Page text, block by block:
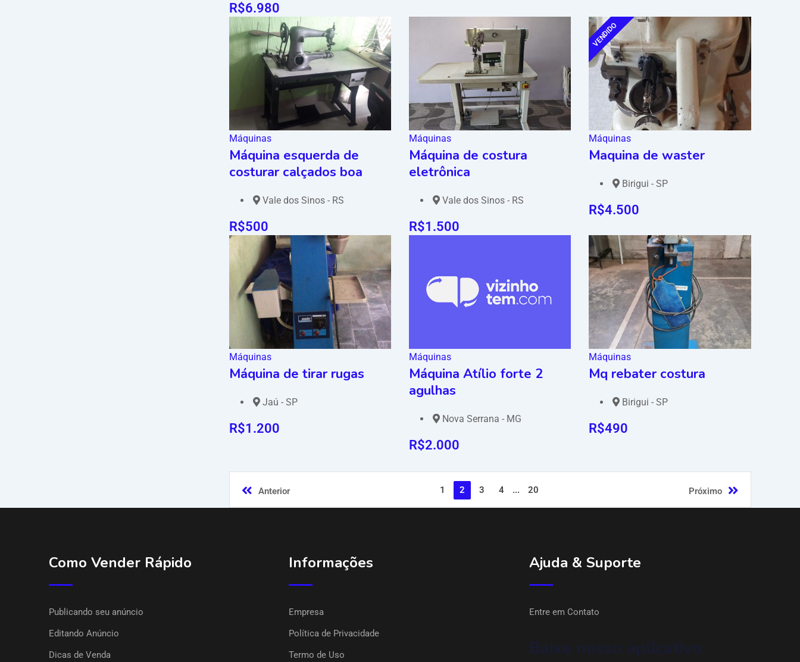
R$6.980
Máquinas
Máquina esquerda de
costurar calçados boa
Vale dos Sinos - RS
R$500
Máquinas
Máquina de costura
eletrônica
Vale dos Sinos - RS
R$1.500
VENDIDO
Máquinas
Maquina de waster
Birigui - SP
R$4.500
Máquinas
Máquina de tirar rugas
Jaú - SP
R$1.200
Máquinas
Máquina Atílio forte 2
agulhas
Nova Serrana - MG
R$2.000
Máquinas
Mq rebater costura
Birigui - SP
R$490
Anterior 1 2 3 4 ... 20 Próximo
Como Vender Rápido
Publicando seu anúncio
Editando Anúncio
Dicas de Venda
Informações
Empresa
Política de Privacidade
Termo de Uso
Ajuda & Suporte
Entre em Contato
Baixe nosso aplicativo